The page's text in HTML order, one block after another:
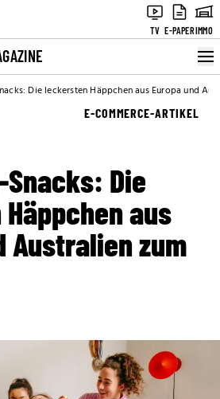
TV E-PAPERIMMO
Die leckersten Häppchen aus Europa und
E-COMMERCE-ARTIKEL
Die
aus
Australien zum